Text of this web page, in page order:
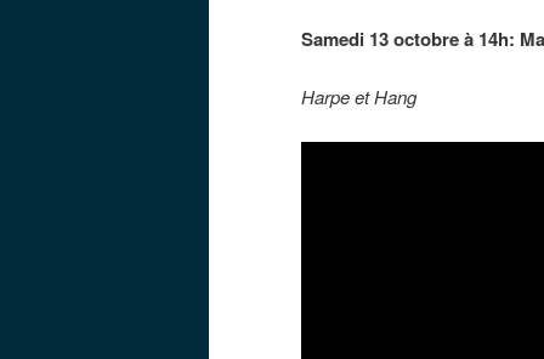
Samedi 13 octobre à 14h:
Harpe et Hang